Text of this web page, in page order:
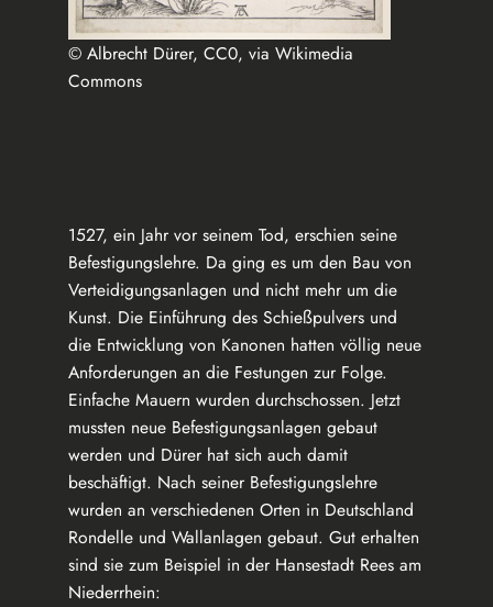
© Albrecht Dürer, CC0, via Wikimedia
Commons
1527, ein Jahr vor seinem Tod, erschien seine
Befestigungslehre. Da ging es um den Bau von
Verteidigungsanlagen und nicht mehr um die
Kunst. Die Einführung des Schießpulvers und
die Entwicklung von Kanonen hatten völlig neue
Anforderungen an die Festungen zur Folge.
Einfache Mauern wurden durchschossen. Jetzt
mussten neue Befestigungsanlagen gebaut
werden und Dürer hat sich auch damit
beschäftigt. Nach seiner Befestigungslehre
wurden an verschiedenen Orten in Deutschland
Rondelle und Wallanlagen gebaut. Gut erhalten
sind sie zum Beispiel in der Hansestadt Rees am
Niederrhein: